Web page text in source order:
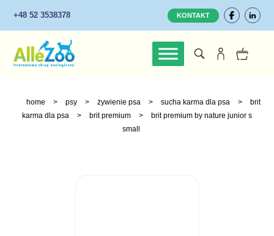
+48 52 3538378 KONTAKT
home > psy > żywienie psa > sucha karma dla psa >
brit
karma dla psa
> brit premium >
brit premium by nature junior s
small